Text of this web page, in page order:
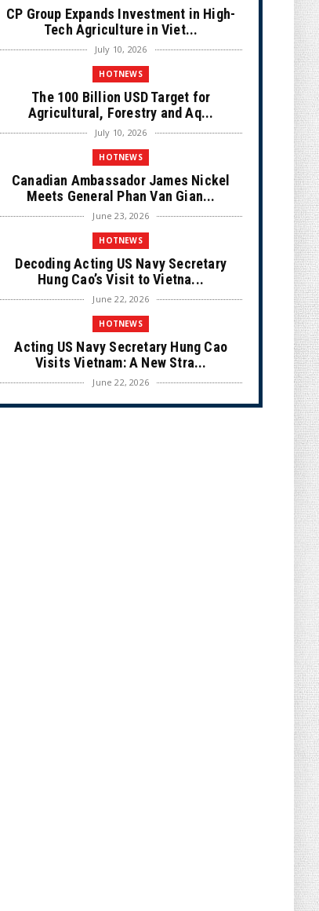
CP Group Expands Investment in High-
Tech Agriculture in Viet...
July 10, 2026
HOTNEWS
The 100 Billion USD Target for
Agricultural, Forestry and Aq...
July 10, 2026
HOTNEWS
Canadian Ambassador James Nickel
Meets General Phan Van Gian...
June 23, 2026
HOTNEWS
Decoding Acting US Navy Secretary
Hung Cao’s Visit to Vietna...
June 22, 2026
HOTNEWS
Acting US Navy Secretary Hung Cao
Visits Vietnam: A New Stra...
June 22, 2026
CULTURE